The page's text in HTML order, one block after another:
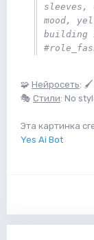
sleeves,
mood,
building
🧩 Нейросеть: 🖌
🎭 Стили: No
Эта картинка
Yes Ai Bot